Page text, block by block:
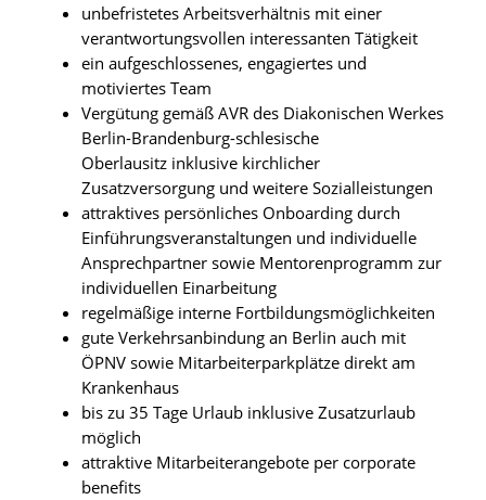
unbefristetes Arbeitsverhältnis mit einer
verantwortungsvollen interessanten Tätigkeit
ein aufgeschlossenes, engagiertes und
motiviertes Team
Vergütung gemäß AVR des Diakonischen Werkes
Berlin-Brandenburg-schlesische
Oberlausitz inklusive kirchlicher
Zusatzversorgung und weitere Sozialleistungen
attraktives persönliches Onboarding durch
Einführungsveranstaltungen und individuelle
Ansprechpartner sowie Mentorenprogramm zur
individuellen Einarbeitung
regelmäßige interne Fortbildungsmöglichkeiten
gute Verkehrsanbindung an Berlin auch mit
ÖPNV sowie Mitarbeiterparkplätze direkt am
Krankenhaus
bis zu 35 Tage Urlaub inklusive Zusatzurlaub
möglich
attraktive Mitarbeiterangebote per corporate
benefits